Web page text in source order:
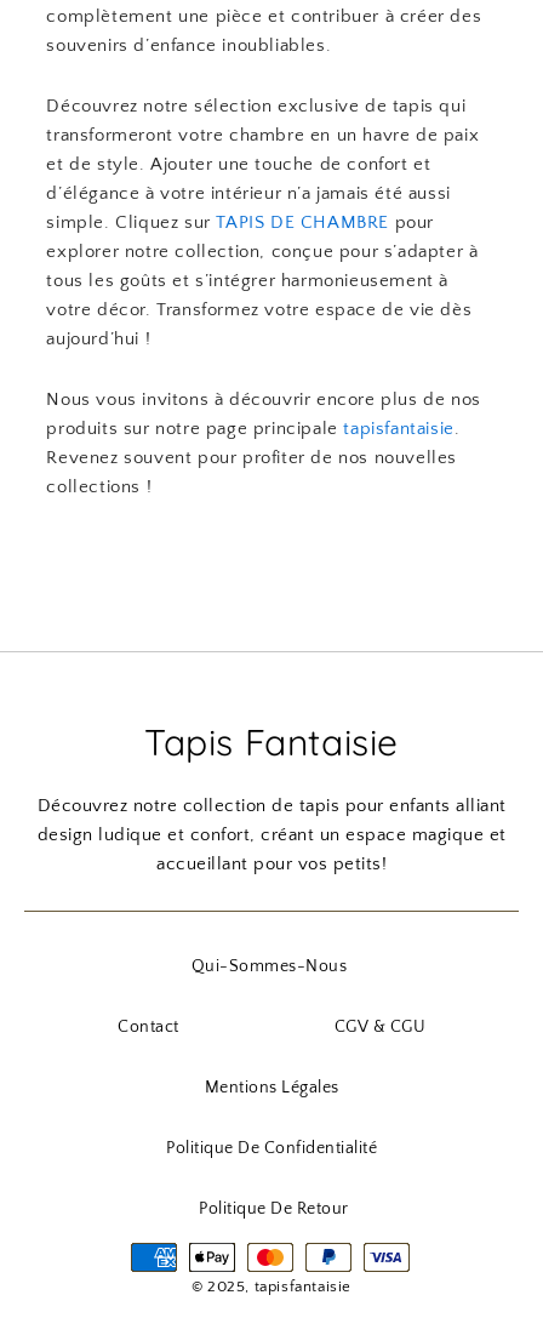
complètement une pièce et contribuer à créer des
souvenirs d’enfance inoubliables.
Découvrez notre sélection exclusive de tapis qui
transformeront votre chambre en un havre de paix
et de style. Ajouter une touche de confort et
d’élégance à votre intérieur n’a jamais été aussi
simple. Cliquez surTAPIS DE CHAMBRE pour
explorer notre collection, conçue pour s’adapter à
tous les goûts et s’intégrer harmonieusement à
votre décor. Transformez votre espace de vie dès
aujourd’hui !
Nous vous invitons à découvrir encore plus de nos
produits sur notre page principaletapisfantaisie.
Revenez souvent pour profiter de nos nouvelles
collections !
Tapis Fantaisie
Découvrez notre collection de tapis pour enfants alliant
design ludique et confort, créant un espace magique et
accueillant pour vos petits!
Qui-Sommes-Nous
Contact CGV & CGU
Mentions Légales
Politique De Confidentialité
Politique De Retour
© 2025, tapisfantaisie